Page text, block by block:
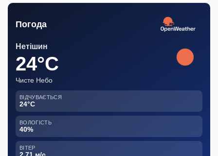
Погода
Нетішин
24°C
Чисте Небо
ВІДЧУВАЄТЬСЯ
24°C
ВОЛОГІСТЬ
40%
ВІТЕР